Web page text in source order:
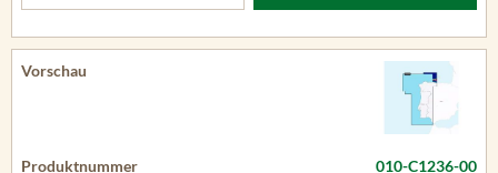
010-C1236-00